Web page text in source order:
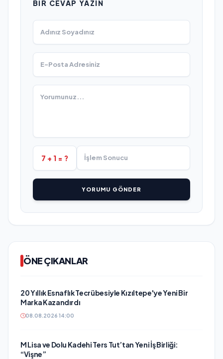
BIR CEVAP YAZIN
7 + 1 = ?
YORUMU GÖNDER
ÖNE ÇIKANLAR
20 Yıllık Esnaflık Tecrübesiyle Kızıltepe'ye Yeni Bir
Marka Kazandırdı
08.08.2026 14:00
M Lisa ve Dolu Kadehi Ters Tut’tan Yeni İş Birliği:
“Vişne”